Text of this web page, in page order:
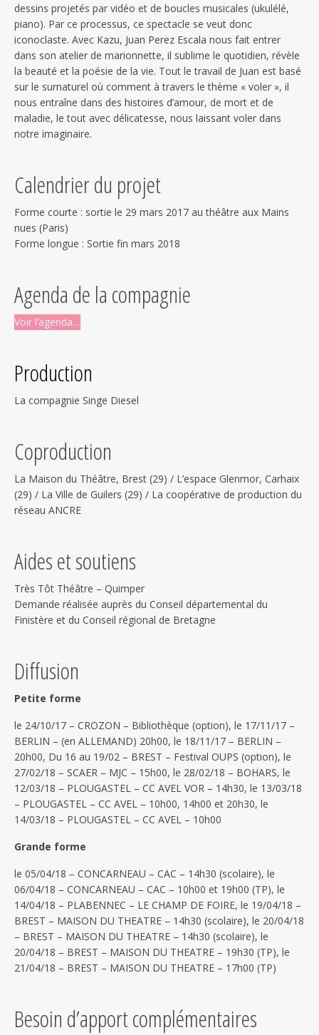
dessins projetés par vidéo et de boucles musicales (ukulélé,
piano). Par ce processus, ce spectacle se veut donc
iconoclaste. Avec Kazu, Juan Perez Escala nous fait entrer
dans son atelier de marionnette, il sublime le quotidien, révèle
la beauté et la poésie de la vie. Tout le travail de Juan est basé
sur le surnaturel où comment à travers le thème « voler », il
nous entraîne dans des histoires d’amour, de mort et de
maladie, le tout avec délicatesse, nous laissant voler dans
notre imaginaire.
Calendrier du projet
Forme courte : sortie le 29 mars 2017 au théâtre aux Mains
nues (Paris)
Forme longue : Sortie fin mars 2018
Agenda de la compagnie
Voir l’agenda…
Production
La compagnie Singe Diesel
Coproduction
La Maison du Théâtre, Brest (29) / L’espace Glenmor, Carhaix
(29) / La Ville de Guilers (29) / La coopérative de production du
réseau ANCRE
Aides et soutiens
Très Tôt Théâtre – Quimper
Demande réalisée auprès du Conseil départemental du
Finistère et du Conseil régional de Bretagne
Diffusion
Petite forme
le 24/10/17 – CROZON – Bibliothèque (option), le 17/11/17 –
BERLIN – (en ALLEMAND) 20h00, le 18/11/17 – BERLIN –
20h00, Du 16 au 19/02 – BREST – Festival OUPS (option), le
27/02/18 – SCAER – MJC – 15h00, le 28/02/18 – BOHARS, le
12/03/18 – PLOUGASTEL – CC AVEL VOR – 14h30, le 13/03/18
– PLOUGASTEL – CC AVEL – 10h00, 14h00 et 20h30, le
14/03/18 – PLOUGASTEL – CC AVEL – 10h00
Grande forme
le 05/04/18 – CONCARNEAU – CAC – 14h30 (scolaire), le
06/04/18 – CONCARNEAU – CAC – 10h00 et 19h00 (TP), le
14/04/18 – PLABENNEC – LE CHAMP DE FOIRE, le 19/04/18 –
BREST – MAISON DU THEATRE – 14h30 (scolaire), le 20/04/18
– BREST – MAISON DU THEATRE – 14h30 (scolaire), le
20/04/18 – BREST – MAISON DU THEATRE – 19h30 (TP), le
21/04/18 – BREST – MAISON DU THEATRE – 17h00 (TP)
Besoin d’apport complémentaires